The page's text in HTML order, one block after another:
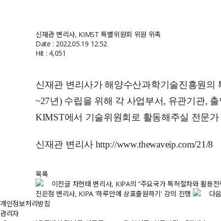
신재관 변리사, KIMST 특별위원회 위원 위촉
Date : 2022.05.19 12:52
Hit : 4,051
신재관 변리사가 해양수산과학기술진흥원의
~27년) 수립을 위해 각 사업부서, 유관기관,
KIMST에서 기술위원회로 활동해주실 전문가
신재관 변리사 http://www.thewaveip.com/21/8
목록
이전글 차현태 변리사, KIPA의 “주요국가 특허절차와 활용전
진은정 변리사, KIPA '하루만에 상표출원하기' 강의 진행
다
개인정보처리방침
관리자